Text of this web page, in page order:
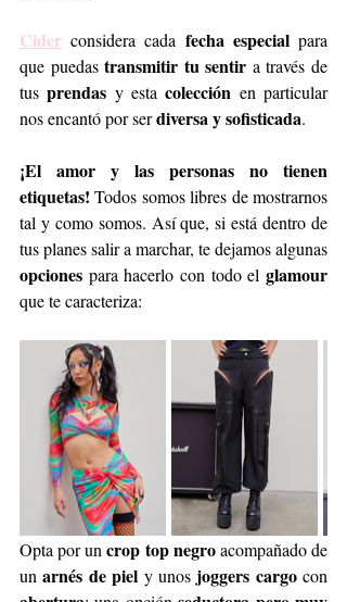
Cider considera cada fecha especial para
que puedas transmitir tu sentir a través de
tus prendas y esta colección en particular
nos encantó por ser diversa y sofisticada.
¡El amor y las personas no tienen
etiquetas! Todos somos libres de mostrarnos
tal y como somos. Así que, si está dentro de
opciones para hacerlo con todo el glamour
que te caracteriza:
Opta por un crop top negro acompañado de
un arnés de piel y unos joggers cargo